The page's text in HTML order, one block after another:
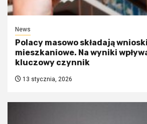
News
Polacy masowo składają
mieszkaniowe. Na wyniki
kluczowy czynnik
13 stycznia, 2026